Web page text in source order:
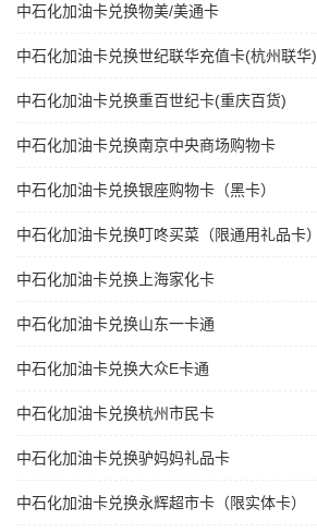
中石化加油卡兑换物美/美通卡
中石化加油卡兑换世纪联华充值卡(杭州联华)
中石化加油卡兑换重百世纪卡(重庆百货)
中石化加油卡兑换南京中央商场购物卡
中石化加油卡兑换银座购物卡（黑卡）
中石化加油卡兑换叮咚买菜（限通用礼品卡）
中石化加油卡兑换上海家化卡
中石化加油卡兑换山东一卡通
中石化加油卡兑换大众E卡通
中石化加油卡兑换杭州市民卡
中石化加油卡兑换驴妈妈礼品卡
中石化加油卡兑换永辉超市卡（限实体卡）